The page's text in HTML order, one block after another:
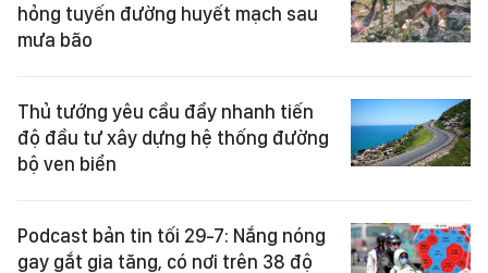
hỏng tuyến đường huyết mạch sau
mưa bão
Thủ tướng yêu cầu đẩy nhanh tiến
độ đầu tư xây dựng hệ thống đường
bộ ven biển
Podcast bản tin tối 29-7: Nắng nóng
gay gắt gia tăng, có nơi trên 38 độ